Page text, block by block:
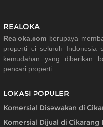
REALOKA
Realoka.com berupaya
properti di seluruh Indonesia
kemudahan yang diberikan
pencari properti.
LOKASI POPULER
Komersial Disewakan di
Komersial Dijual di Cikarang